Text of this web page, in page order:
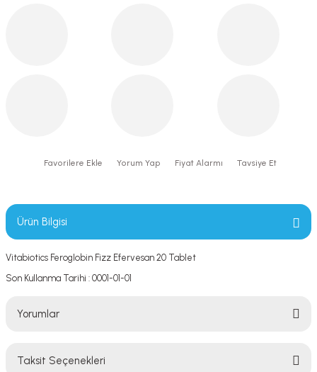
Yorum Yap Fiyat Alarmı Tavsiye Et
Ürün Bilgisi
Vitabiotics Feroglobin Fizz Efervesan 20 Tablet
Son Kullanma Tarihi : 0001-01-01
Yorumlar
Taksit Seçenekleri